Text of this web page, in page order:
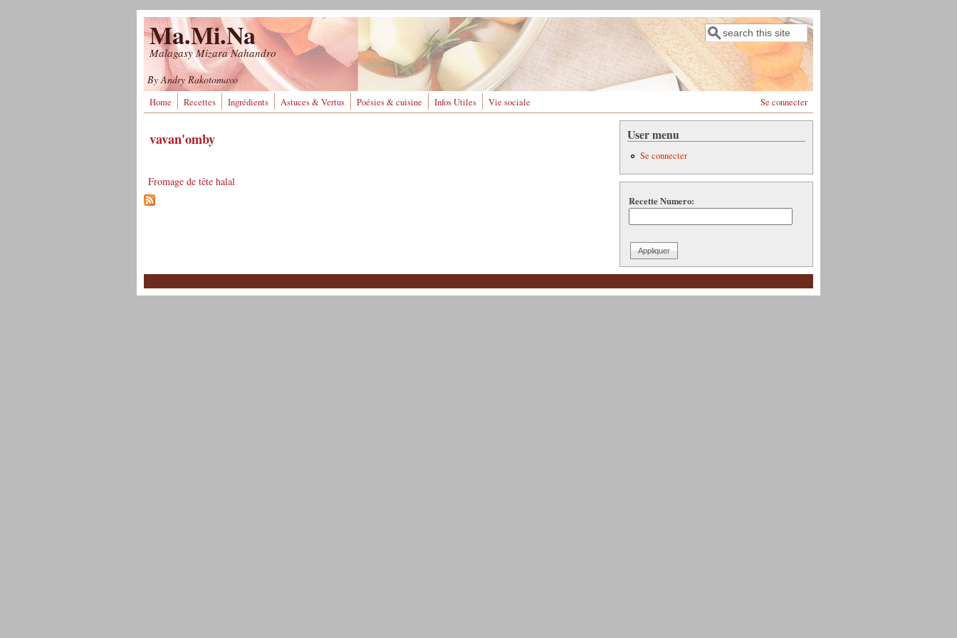
Ma.Mi.Na
Malagasy Mizara Nahandro
Formulaire de recherche
Rechercher
By Andry Rakotomavo
Home Recettes Ingrédients Astuces & Vertus Poésies & cuisine Infos Utiles Vie sociale Se connecter
vavan'omby
Fromage de tête halal
User menu
Se connecter
Recette Numero: